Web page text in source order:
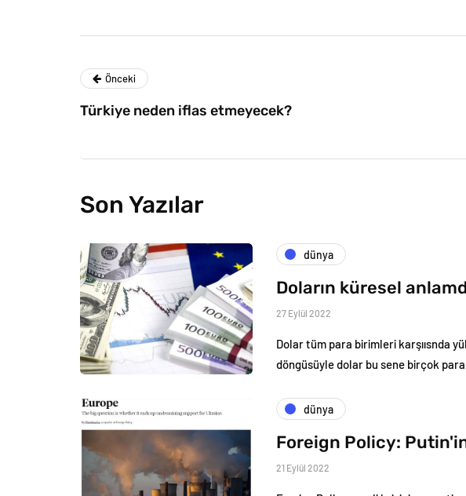
Önceki
Türkiye neden iflas etmeyecek?
Son Yazılar
dünya
Doların küresel
27 Eylül 2022
Dolar tüm para birimleri karşıısnda
döngüsüyle dolar bu sene birçok
dünya
Foreign Policy:
21 Eylül 2022